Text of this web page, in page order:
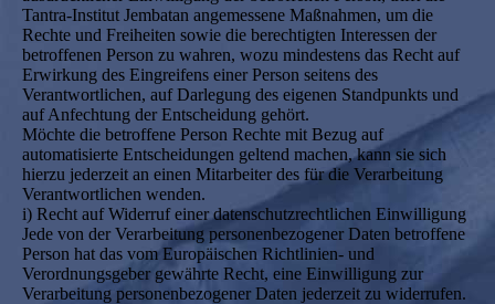
Tantra-Institut Jembatan angemessene Maßnahmen, um die
Rechte und Freiheiten sowie die berechtigten Interessen der
betroffenen Person zu wahren, wozu mindestens das Recht auf
Erwirkung des Eingreifens einer Person seitens des
Verantwortlichen, auf Darlegung des eigenen Standpunkts und
auf Anfechtung der Entscheidung gehört.
Möchte die betroffene Person Rechte mit Bezug auf
automatisierte Entscheidungen geltend machen, kann sie sich
hierzu jederzeit an einen Mitarbeiter des für die Verarbeitung
Verantwortlichen wenden.
i) Recht auf Widerruf einer datenschutzrechtlichen Einwilligung
Jede von der Verarbeitung personenbezogener Daten betroffene
Person hat das vom Europäischen Richtlinien- und
Verordnungsgeber gewährte Recht, eine Einwilligung zur
Verarbeitung personenbezogener Daten jederzeit zu widerrufen.